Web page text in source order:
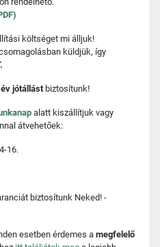
költséget mi álljuk!
küldjük, így
jótállást biztosítunk!
alatt kiszállítjuk vagy
átvehetőek:
16.
biztosítunk Neked! -
esetben érdemes a megfelelő